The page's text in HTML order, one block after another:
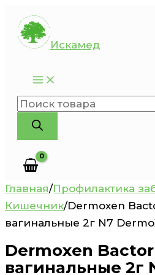
Перейти
содержимому
Искамед
Поиск
товаров
Главная/Профилактика
Кишечник/Dermoxen
вагинальные 2г N7
Dermoxen
вагинальные 2г